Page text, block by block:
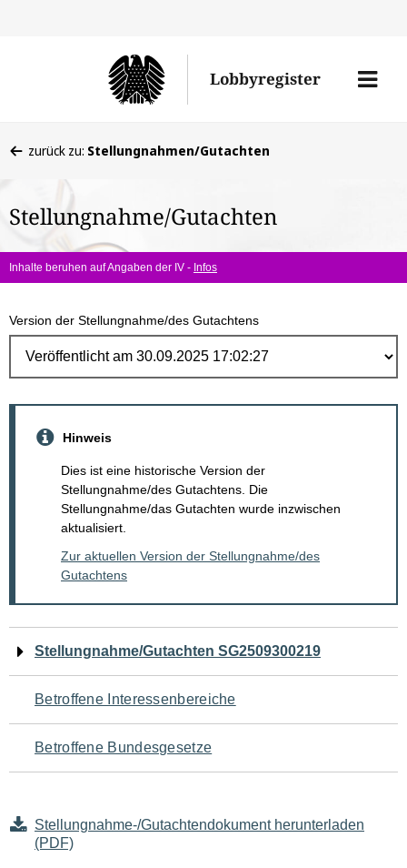
Lobbyregister
Menü
befinden
hier:
zurück zu: Stellungnahmen/Gutachten
Stellungnahme/Gutachten
Inhalte beruhen auf Angaben der IV - Infos
Version der Stellungnahme/des Gutachtens
Hinweis
Dies ist eine historische Version der
Stellungnahme/des Gutachtens. Die
Stellungnahme/das Gutachten wurde inzwischen
aktualisiert.
Zur aktuellen Version der Stellungnahme/des
Gutachtens
Navigation
für
den
Seiteninhalt
Stellungnahme/Gutachten SG2509300219
Betroffene Interessenbereiche
Betroffene Bundesgesetze
Stellungnahme-/Gutachtendokument herunterladen
(PDF)